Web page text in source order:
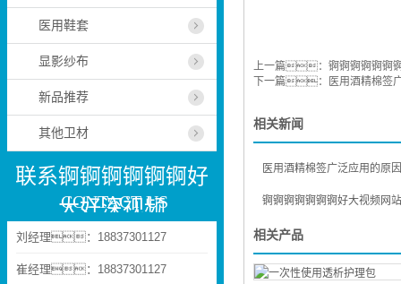
上一篇： 锕锕锕锕锕锕
下一篇：
医用酒精棉
相关新闻
医用酒精棉签广泛应用的原
锕锕锕锕锕锕锕好大视频网站棉和
相关产品
医用鞋套
显影纱布
新品推荐
其他卫材
联系锕锕锕锕锕锕好
大好深视频
CONTACT US
刘经理：18837301127
崔经理：18837301127